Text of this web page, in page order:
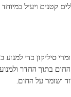
קטנים ויעיל
סיליקון כדי למנוע
החום בתוך החדר
ושומר על החום.